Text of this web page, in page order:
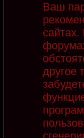
Ваш
другое